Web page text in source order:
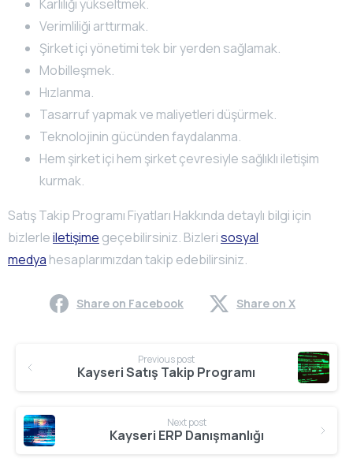
Karlılığı yükseltmek.
Verimliliği arttırmak.
Şirket içi yönetimi tek bir yerden sağlamak.
Mobilleşmek.
Hızlanma.
Tasarruf yapmak ve maliyetleri düşürmek.
Teknolojinin gücünden faydalanma.
Hem şirket içi hem şirket çevresiyle sağlıklı iletişim
kurmak.
Satış Takip Programı Fiyatları Hakkında detaylı bilgi için
bizlerleiletişime geçebilirsiniz. Bizlerisosyal
medya hesaplarımızdan takip edebilirsiniz.
Share on Facebook Share on X
Reading
Previous post
Kayseri Satış Takip Programı
Next post
Kayseri ERP Danışmanlığı